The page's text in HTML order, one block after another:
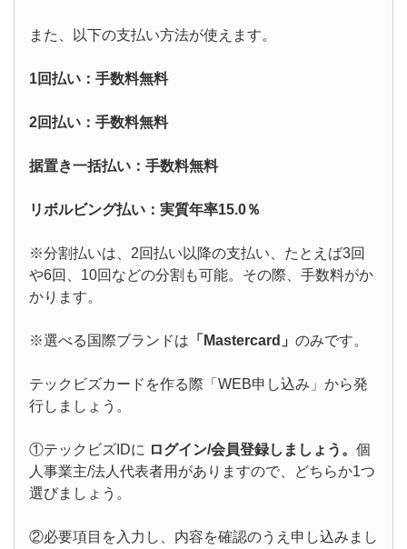
また、以下の支払い方法が使えます。
1回払い：手数料無料
2回払い：手数料無料
据置き一括払い：手数料無料
リボルビング払い：実質年率15.0％
※分割払いは、2回払い以降の支払い、たとえば3回
や6回、10回などの分割も可能。その際、手数料がか
かります。
※選べる国際ブランドは 「Mastercard」 のみです。
テックビズカードを作る際「WEB申し込み」から発
行しましょう。
①テックビズIDに ログイン/会員登録しましょう。 個
人事業主/法人代表者用がありますので、どちらか1つ
選びましょう。
②必要項目を入力し、内容を確認のうえ申し込みまし